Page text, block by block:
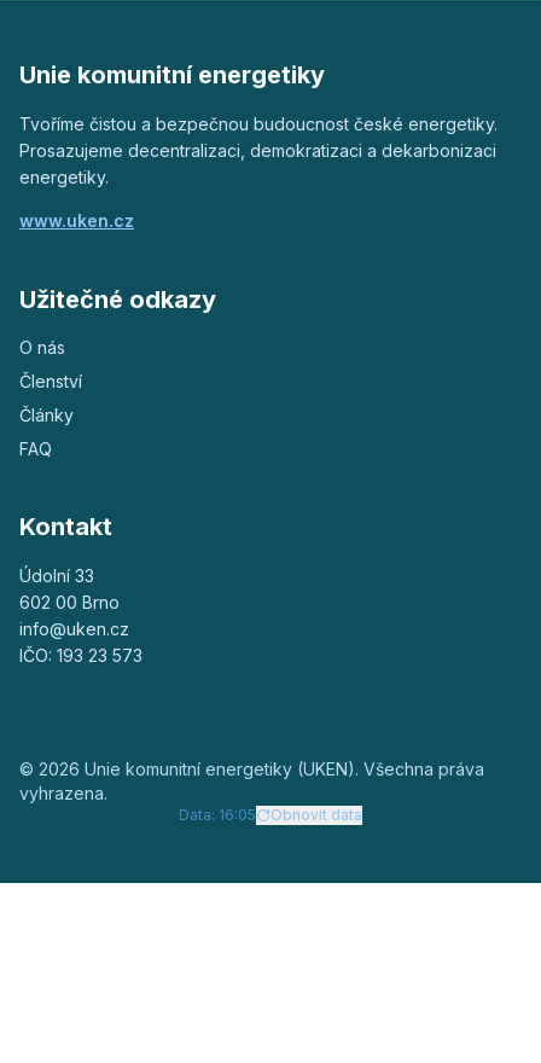
Unie komunitní energetiky
Tvoříme čistou a bezpečnou budoucnost české energetiky.
Prosazujeme decentralizaci, demokratizaci a dekarbonizaci
energetiky.
www.uken.cz
Užitečné odkazy
O nás
Členství
Články
FAQ
Kontakt
Údolní 33
602 00 Brno
info@uken.cz
IČO: 193 23 573
© 2026 Unie komunitní energetiky (UKEN). Všechna práva
vyhrazena.
Data: 16:05 Obnovit data